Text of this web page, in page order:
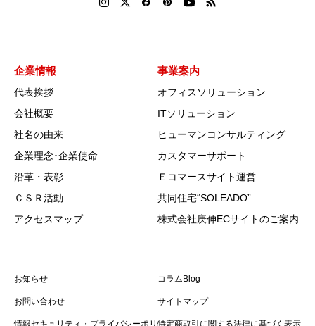
企業情報
代表挨拶
会社概要
社名の由来
企業理念･企業使命
沿革・表彰
ＣＳＲ活動
アクセスマップ
事業案内
オフィスソリューション
ITソリューション
ヒューマンコンサルティング
カスタマーサポート
Ｅコマースサイト運営
共同住宅“SOLEADO”
株式会社庚伸ECサイトのご案内
お知らせ コラムBlog
お問い合わせ サイトマップ